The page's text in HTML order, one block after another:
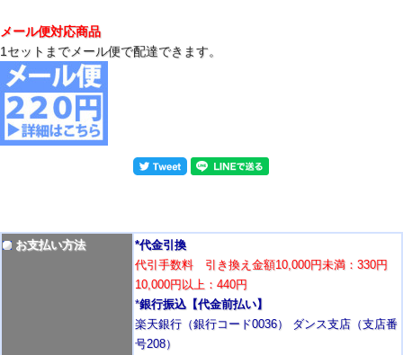
メール便対応商品
1セットまでメール便で配達できます。
お支払い方法
*代金引換
代引手数料 引き換え金額10,000円未満：330円
10,000円以上：440円
*銀行振込【代金前払い】
楽天銀行（銀行コード0036） ダンス支店（支店番
号208）